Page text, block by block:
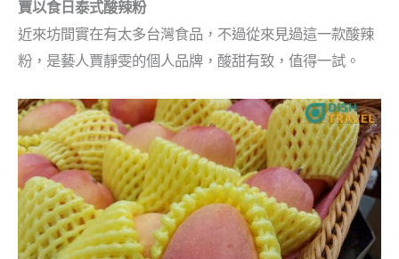
賈以食日泰式酸辣粉
近來坊間實在有太多台灣食品，不過從來見過這一款酸辣
粉，是藝人賈靜雯的個人品牌，酸甜有致，值得一試。